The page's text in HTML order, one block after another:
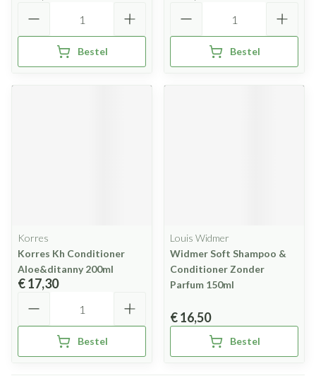
Bestel Bestel
Korres
Korres Kh Conditioner
Aloe&ditanny 200ml
€ 17,30
Bestel
Louis Widmer
Widmer Soft Shampoo &
Conditioner Zonder
Parfum 150ml
€ 16,50
Bestel